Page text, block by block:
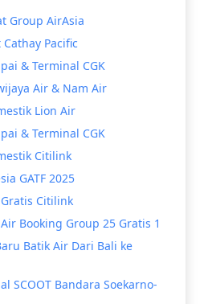
Group AirAsia
Pacific
& Terminal CGK
Air & Nam Air
Lion Air
& Terminal CGK
Citilink
GATF 2025
Citilink
Booking Group 25 Gratis 1
Batik Air Dari Bali ke
SCOOT Bandara Soekarno-